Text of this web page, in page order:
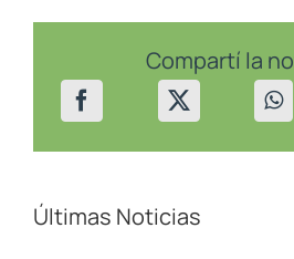
de
los
Andes
Compartí la
Últimas Noticias